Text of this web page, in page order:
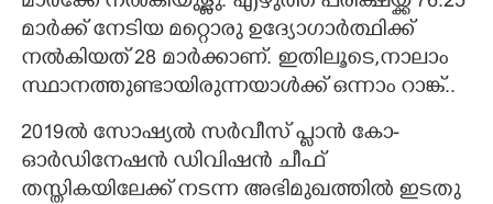
മാർക്ക് നേടിയ മറ്റൊരു ഉദ്യോഗാർത്ഥിക്ക്
നൽകിയത് 28 മാർക്കാണ്. ഇതിലൂടെ,നാലാം
സ്ഥാനത്തുണ്ടായിരുന്നയാൾക്ക് ഒന്നാം റാങ്ക്..
2019ൽ സോഷ്യൽ സർവീസ് പ്ലാൻ കോ-
ഓർഡിനേഷൻ ഡിവിഷൻ ചീഫ്
തസ്തികയിലേക്ക് നടന്ന അഭിമുഖത്തിൽ ഇടതു